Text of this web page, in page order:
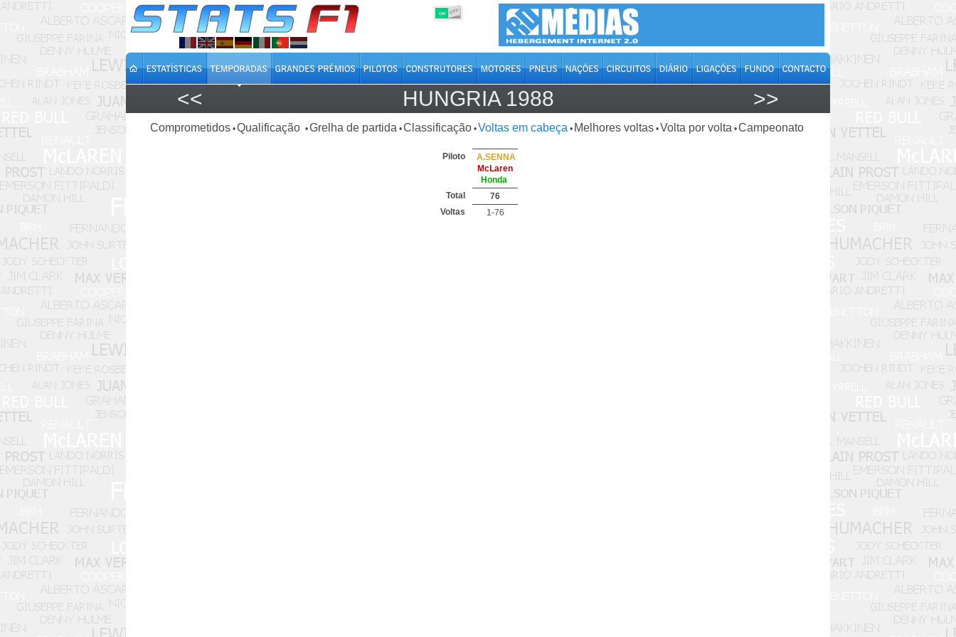
ON OFF
<< HUNGRIA 1988 >>
Comprometidos •Qualificação •Grelha de partida •Classificação •Voltas em cabeça • Melhores voltas •Volta por volta •Campeonato
Piloto
A.SENNA
McLaren
Honda
Total
76
Voltas
1-76